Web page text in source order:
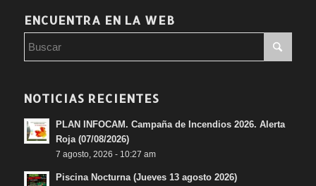
ENCUENTRA EN LA WEB
NOTICIAS RECIENTES
PLAN INFOCAM. Campaña de Incendios 2026. Alerta
Roja (07/08/2026)
7 agosto, 2026 - 10:27 am
Piscina Nocturna (Jueves 13 agosto 2026)